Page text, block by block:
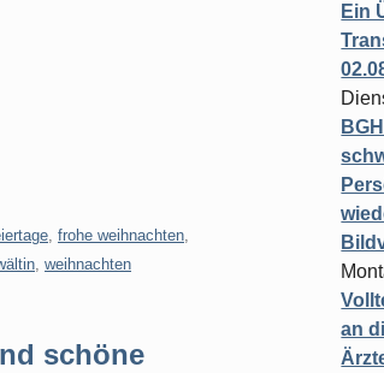
, frohe weihnachten,
, weihnachten
schöne
Ein
an